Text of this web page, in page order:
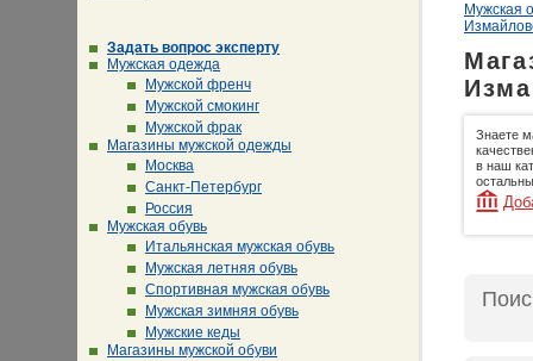
Задать вопрос эксперту
Мужская одежда
Мужской френч
Мужской смокинг
Мужской фрак
Магазины мужской одежды
Москва
Санкт-Петербург
Россия
Мужская обувь
Итальянская мужская обувь
Мужская летняя обувь
Спортивная мужская обувь
Мужская зимняя обувь
Мужские кеды
Магазины мужской обуви
Мужская
Знаете
в наш